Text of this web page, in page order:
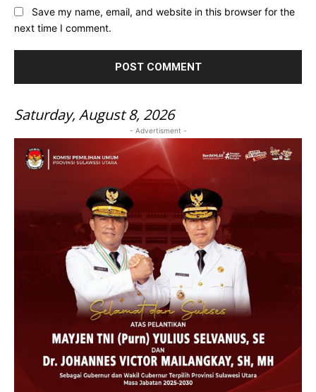
Save my name, email, and website in this browser for the
next time I comment.
Saturday, August 8, 2026
- Advertisment -